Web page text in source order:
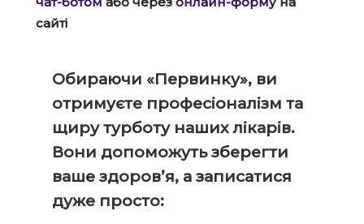
сайті
Обираючи «Первинку», ви
отримуєте професіоналізм та
щиру турботу наших лікарів.
Вони допоможуть зберегти
ваше здоров’я, а записатися
дуже просто: